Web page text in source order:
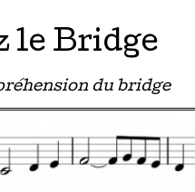
le Bridge
du bridge